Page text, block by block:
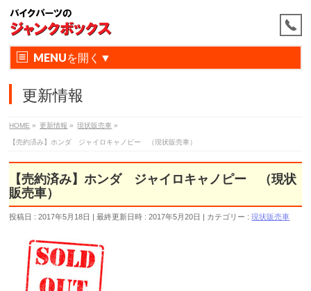
MENU
更新情報
HOME » 更新情報 » 現状販売車 »
【売約済み】ホンダ ジャイロキャノピー （現状販売車）
【売約済み】ホンダ ジャイロキャノピー （現状
販売車）
投稿日 : 2017年5月18日 最終更新日時 : 2017年5月20日 カテゴリー :現状販売車